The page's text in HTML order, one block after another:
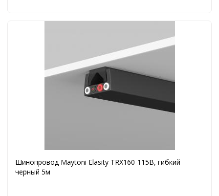
Шинопровод Maytoni Elasity TRX160-115B, гибкий
черный 5м